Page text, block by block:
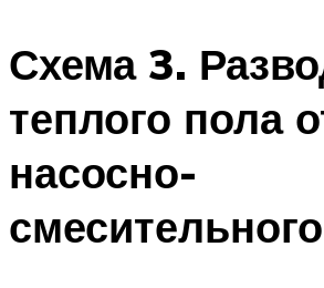
Схема 3.
теплого пола
насосно-